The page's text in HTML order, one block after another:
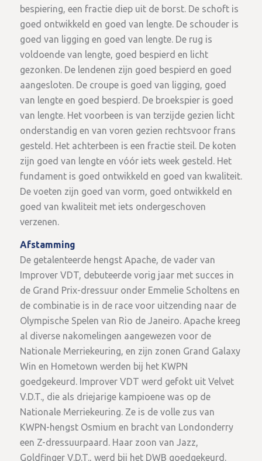
bespiering, een fractie diep uit de borst. De schoft is
goed ontwikkeld en goed van lengte. De schouder is
goed van ligging en goed van lengte. De rug is
voldoende van lengte, goed bespierd en licht
gezonken. De lendenen zijn goed bespierd en goed
aangesloten. De croupe is goed van ligging, goed
van lengte en goed bespierd. De broekspier is goed
van lengte. Het voorbeen is van terzijde gezien licht
onderstandig en van voren gezien rechtsvoor frans
gesteld. Het achterbeen is een fractie steil. De koten
zijn goed van lengte en vóór iets week gesteld. Het
fundament is goed ontwikkeld en goed van kwaliteit.
De voeten zijn goed van vorm, goed ontwikkeld en
goed van kwaliteit met iets ondergeschoven
verzenen.
Afstamming
De getalenteerde hengst Apache, de vader van
Improver VDT, debuteerde vorig jaar met succes in
de Grand Prix-dressuur onder Emmelie Scholtens en
de combinatie is in de race voor uitzending naar de
Olympische Spelen van Rio de Janeiro. Apache kreeg
al diverse nakomelingen aangewezen voor de
Nationale Merriekeuring, en zijn zonen Grand Galaxy
Win en Hometown werden bij het KWPN
goedgekeurd. Improver VDT werd gefokt uit Velvet
V.D.T., die als driejarige kampioene was op de
Nationale Merriekeuring. Ze is de volle zus van
KWPN-hengst Osmium en bracht van Londonderry
een Z-dressuurpaard. Haar zoon van Jazz,
Goldfinger V.D.T., werd bij het DWB goedgekeurd.